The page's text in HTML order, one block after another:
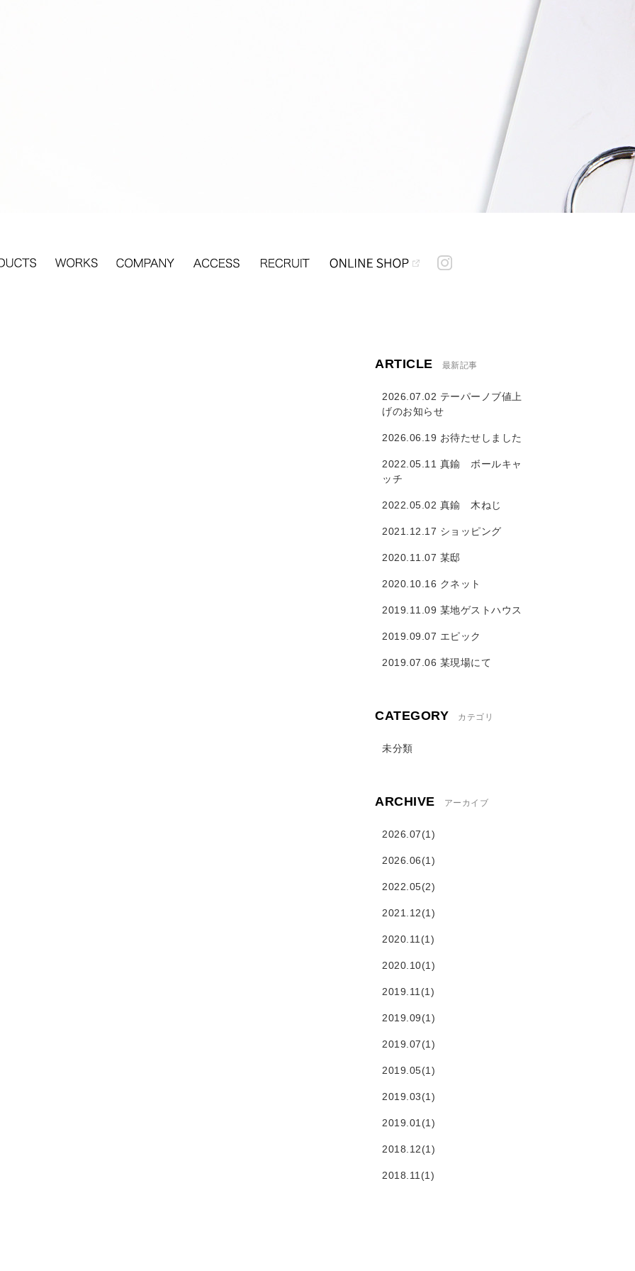
ARTICLE 最新記事
2026.07.02 テーパーノブ値上
げのお知らせ
2026.06.19 お待たせしました
2022.05.11 真鍮 ボールキャ
ッチ
2022.05.02 真鍮 木ねじ
2021.12.17 ショッピング
2020.11.07 某邸
2020.10.16 クネット
2019.11.09 某地ゲストハウス
2019.09.07 エピック
2019.07.06 某現場にて
CATEGORY カテゴリ
未分類
ARCHIVE アーカイブ
2026.07(1)
2026.06(1)
2022.05(2)
2021.12(1)
2020.11(1)
2020.10(1)
2019.11(1)
2019.09(1)
2019.07(1)
2019.05(1)
2019.03(1)
2019.01(1)
2018.12(1)
2018.11(1)